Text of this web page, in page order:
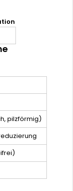
pilzförmig)